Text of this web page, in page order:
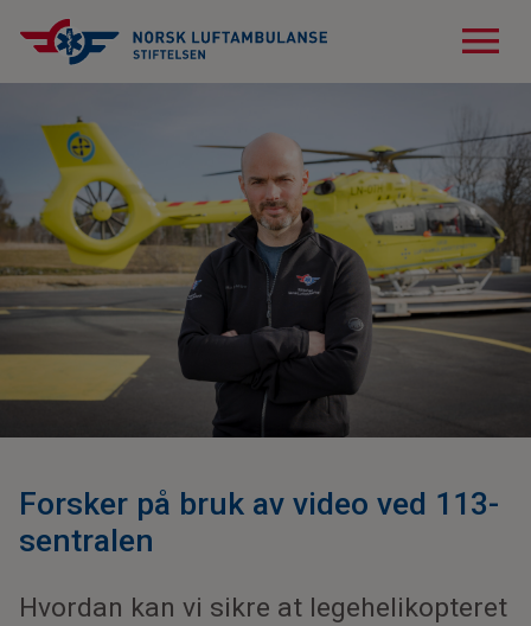
menu
Forsker på bruk av video ved 113-
sentralen
Hvordan kan vi sikre at legehelikopteret